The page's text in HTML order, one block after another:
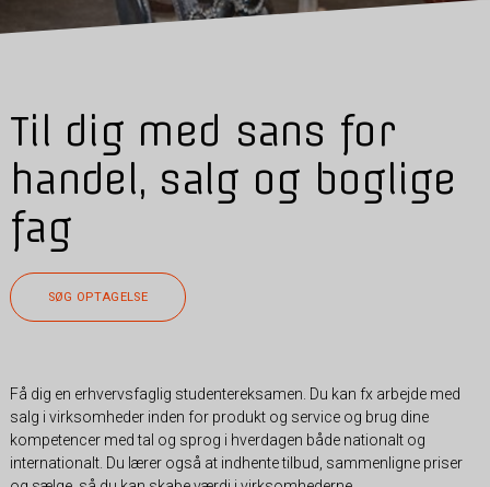
Til dig med sans for
handel, salg og boglige
fag
SØG OPTAGELSE
Få dig en erhvervsfaglig studentereksamen. Du kan fx arbejde med
salg i virksomheder inden for produkt og service og brug dine
kompetencer med tal og sprog i hverdagen både nationalt og
internationalt. Du lærer også at indhente tilbud, sammenligne priser